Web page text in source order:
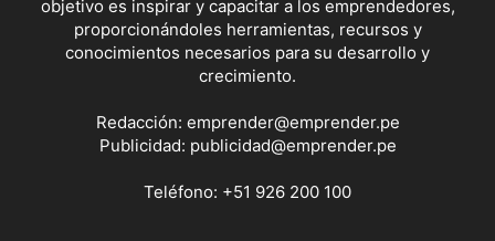
objetivo es inspirar y capacitar a los emprendedores,
proporcionándoles herramientas, recursos y
conocimientos necesarios para su desarrollo y
crecimiento.
Redacción: emprender@emprender.pe
Publicidad: publicidad@emprender.pe
Teléfono: +51 926 200 100